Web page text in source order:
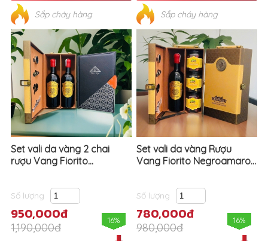
Sắp cháy hàng Sắp cháy hàng
Set vali da vàng 2 chai
rượu Vang Fiorito...
Số lượng
950,000đ
1,190,000đ
16%
Set vali da vàng Rượu
Vang Fiorito Negroamaro...
Số lượng
780,000đ
980,000đ
16%